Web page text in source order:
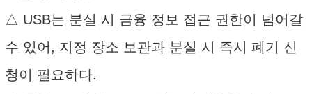
△ USB는 분실 시 금융 정보 접근 권한이 넘어갈
수 있어, 지정 장소 보관과 분실 시 즉시 폐기 신
청이 필요하다.